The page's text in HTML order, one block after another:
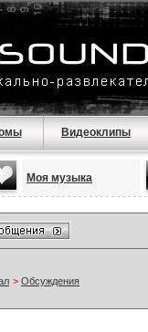
Видеоклипы
Моя музыка
> Обсуждения